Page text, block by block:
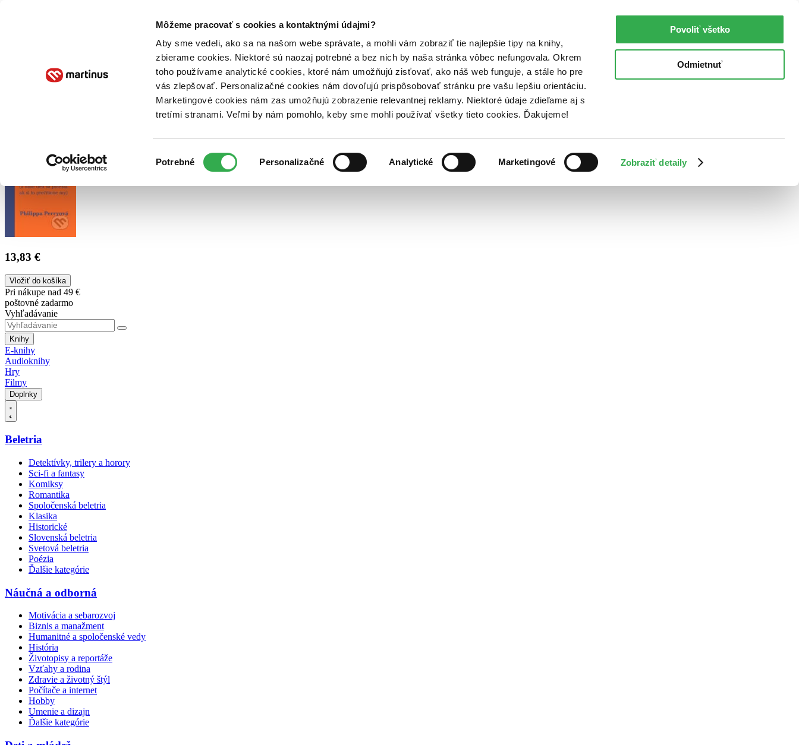
Môžeme pracovať s cookies a kontaktnými údajmi?
Aby sme vedeli, ako sa na našom webe správate, a mohli vám zobraziť tie najlepšie tipy na knihy,
zbierame cookies. Niektoré sú naozaj potrebné a bez nich by naša stránka vôbec nefungovala. Okrem
toho používame analytické cookies, ktoré nám umožňujú zisťovať, ako náš web funguje, a stále ho pre
vás zlepšovať. Personalizačné cookies nám dovoľujú prispôsobovať stránku pre vašu lepšiu orientáciu.
Marketingové cookies nám zas umožňujú zobrazenie relevantnej reklamy. Niektoré údaje zdieľame aj s
tretími stranami. Veľmi by nám pomohlo, keby sme mohli používať všetky tieto cookies. Ďakujeme!
súhlasu
Potrebné Personalizačné Analytické Marketingové Zobraziť detaily
Povoliť všetko
Odmietnuť
Poukážky Kontakt
13,83 €
Vložiť do košíka
Pri nákupe nad 49 €
poštovné zadarmo
Vyhľadávanie
Knihy
E-knihy
Audioknihy
Hry
Filmy
Doplnky
Beletria
Detektívky, trilery a horory
Sci-fi a fantasy
Komiksy
Romantika
Spoločenská beletria
Klasika
Historické
Slovenská beletria
Svetová beletria
Poézia
Ďalšie kategórie
Náučná a odborná
Motivácia a sebarozvoj
Biznis a manažment
Humanitné a spoločenské vedy
História
Životopisy a reportáže
Vzťahy a rodina
Zdravie a životný štýl
Počítače a internet
Hobby
Umenie a dizajn
Ďalšie kategórie